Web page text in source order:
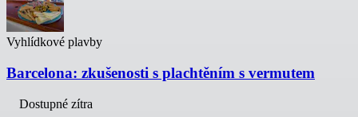
Vyhlídkové plavby
Barcelona: zkušenosti s plachtěním s vermutem
Dostupné zítra